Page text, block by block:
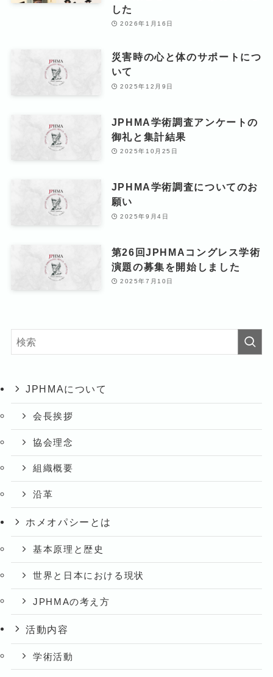
した
2026年1月16日
災害時の心と体のサポートにつ
いて
2025年12月9日
JPHMA学術調査アンケートの
御礼と集計結果
2025年10月25日
JPHMA学術調査についてのお
願い
2025年9月4日
第26回JPHMAコングレス学術
演題の募集を開始しました
2025年7月10日
JPHMAについて
会長挨拶
協会理念
組織概要
沿革
ホメオパシーとは
基本原理と歴史
世界と日本における現状
JPHMAの考え方
活動内容
学術活動